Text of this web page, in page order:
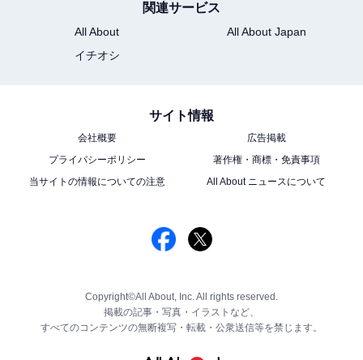
関連サービス
All About
All About Japan
イチオシ
サイト情報
会社概要
広告掲載
プライバシーポリシー
著作権・商標・免責事項
当サイトの情報についての注意
All About ニュースについて
Copyright©All About, Inc. All rights reserved.
掲載の記事・写真・イラストなど、
すべてのコンテンツの無断複写・転載・公衆送信等を禁じます。